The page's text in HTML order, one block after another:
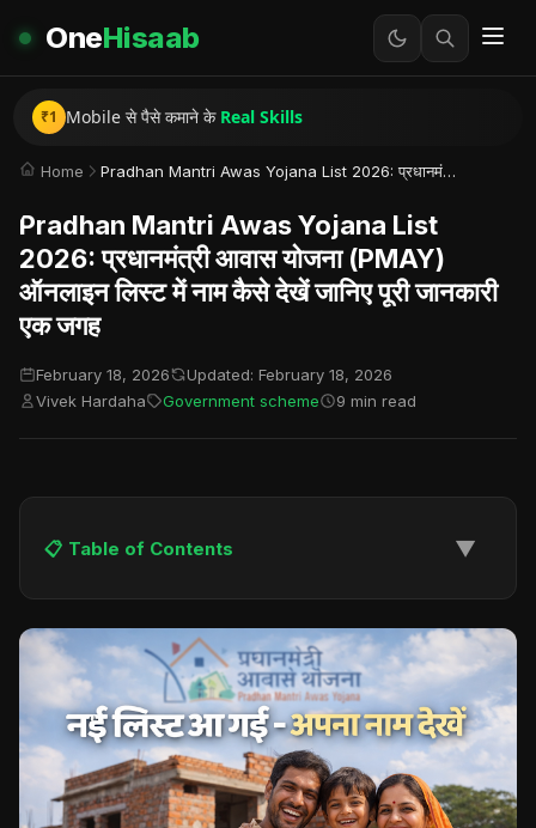
OneHisaab
₹1
Instagram Reels से
गरीब से अमीर बनने की सच्ची कहानी
Home Pradhan Mantri Awas Yojana List 2026: प्रधानमंत्री आवास योजना (PMAY) ऑनलाइन लिस्ट में नाम कैसे देखें जानिए पूरी जानकारी एक जगह
Pradhan Mantri Awas Yojana List
2026: प्रधानमंत्री आवास योजना (PMAY)
ऑनलाइन लिस्ट में नाम कैसे देखें जानिए पूरी जानकारी
एक जगह
February 18, 2026
Updated: February 18, 2026
Vivek Hardaha
Government scheme 9 min read
📋 Table of Contents ▼